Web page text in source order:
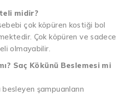
midir?
çok köpüren kostiği bol
Çok köpüren ve sadece
olmayabilir.
Saç Kökünü Beslemesi mi
şampuanların